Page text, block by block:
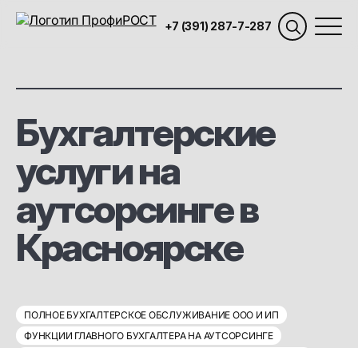
+7 (391) 287-7-287
Бухгалтерские
услуги на
аутсорсинге в
Красноярске
ПОЛНОЕ БУХГАЛТЕРСКОЕ ОБСЛУЖИВАНИЕ ООО И ИП
ФУНКЦИИ ГЛАВНОГО БУХГАЛТЕРА НА АУТСОРСИНГЕ